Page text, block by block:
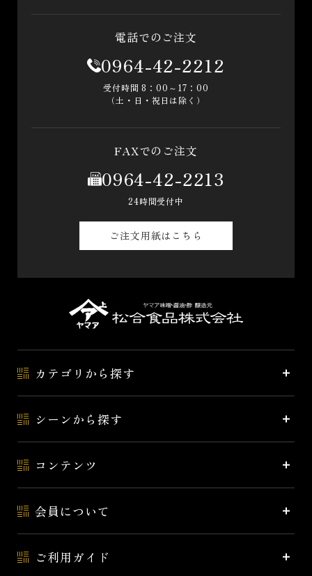
電話でのご注文
0964-42-2212
受付時間 8：00～17：00
（土・日・祝日は除く）
FAXでのご注文
0964-42-2213
24時間受付中
ご注文用紙はこちら
カテゴリから探す
シーンから探す
コンテンツ
会員について
ご利用ガイド